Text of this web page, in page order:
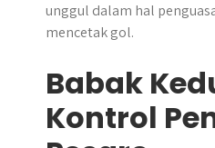
unggul dalam hal
mencetak gol.
Babak
Kontrol